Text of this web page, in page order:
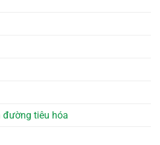
đường tiêu hóa